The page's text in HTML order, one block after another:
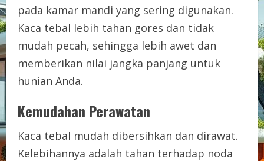
pada kamar mandi yang sering digunakan.
Kaca tebal lebih tahan gores dan tidak
mudah pecah, sehingga lebih awet dan
memberikan nilai jangka panjang untuk
hunian Anda.
Kemudahan Perawatan
Kaca tebal mudah dibersihkan dan dirawat.
Kelebihannya adalah tahan terhadap noda